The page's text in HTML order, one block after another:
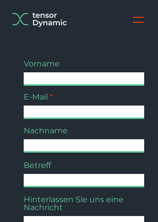
Vorname
E-Mail
Nachname
Betreff
Hinterlassen Sie uns eine
Nachricht